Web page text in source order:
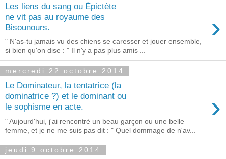
Les liens du sang ou Épictète
ne vit pas au royaume des
Bisounours.
›
" N'as-tu jamais vu des chiens se caresser et jouer ensemble,
si bien qu'on dise : " Il n'y a pas plus amis ...
mercredi 22 octobre 2014
Le Dominateur, la tentatrice (la
dominatrice ?) et le dominant ou
le sophisme en acte.
›
" Aujourd'hui, j'ai rencontré un beau garçon ou une belle
femme, et je ne me suis pas dit : " Quel dommage de n'av...
jeudi 9 octobre 2014